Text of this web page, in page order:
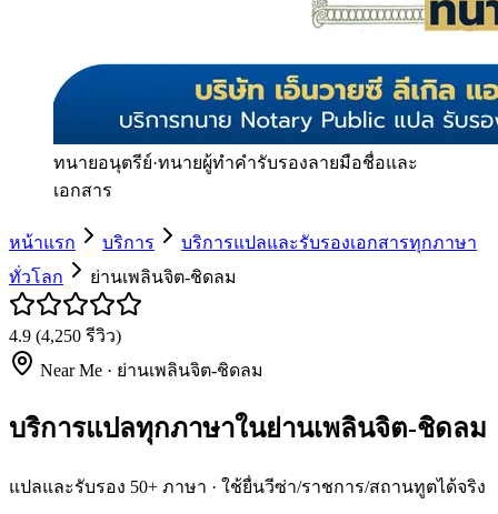
ทนายอนุตรีย์·ทนายผู้ทำคำรับรองลายมือชื่อและ
เอกสาร
หน้าแรก บริการ
บริการแปลและรับรองเอกสารทุกภาษา
ทั่วโลก
ย่านเพลินจิต-ชิดลม
4.9 (4,250 รีวิว)
Near Me · ย่านเพลินจิต-ชิดลม
บริการแปลทุกภาษาในย่านเพลินจิต-ชิดลม
แปลและรับรอง 50+ ภาษา · ใช้ยื่นวีซ่า/ราชการ/สถานทูตได้จริง